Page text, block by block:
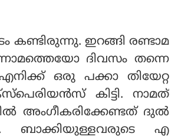
ഇറങ്ങി രണ്ടാമ
ദിവസം തന്നെ
ഒരു പക്കാ തിയേറ്റ
കിട്ടി. നാമത്
അംഗീകരിക്കേണ്ടത് ദുൽ
ബാക്കിയുള്ളവരുടെ എ